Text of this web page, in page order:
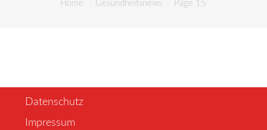
Unser Service
Notdienst
You are here:
Home Gesundheitsnews Page 15
Datenschutz
Impressum